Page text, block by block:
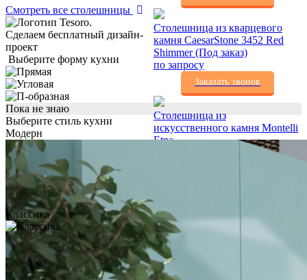
Смотреть все столешницы
Столешница из кварцевого
камня CaesarStone 3452 Red
Shimmer (Под заказ)
по запросу
Заказать звонок
Столешница из
искусственного камня Montelli
Etna
Столешница из
искусственного камня Zultanite
Crown J-508
по запросу
Сделаем бесплатный дизайн-
проект
Выберите форму кухни
Пока не знаю
Выберите стиль кухни
Модерн
Классика